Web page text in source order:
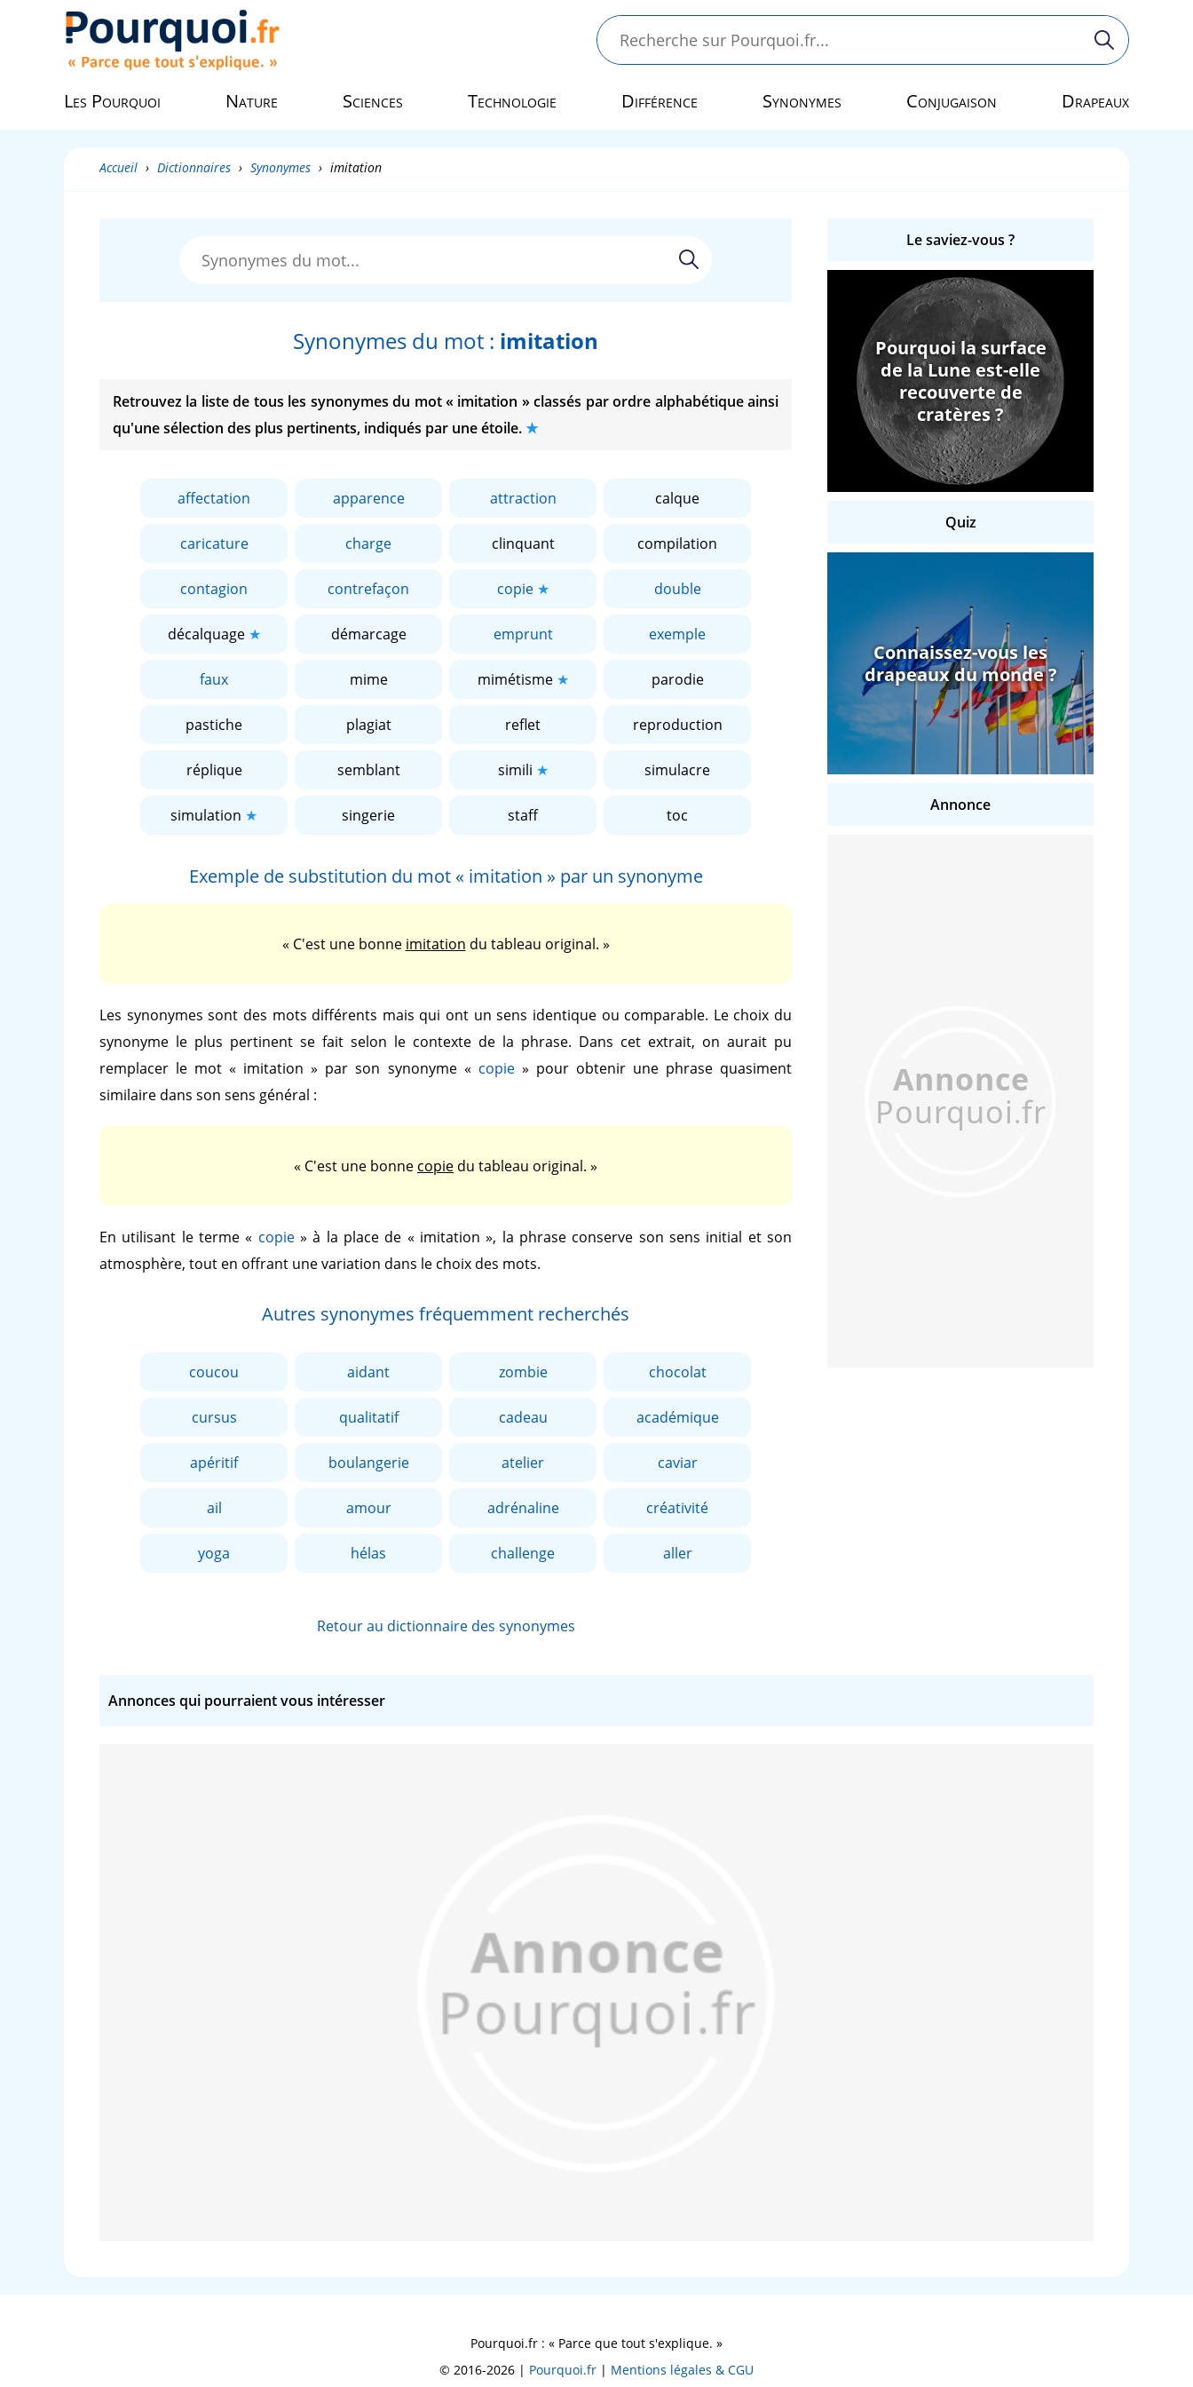
Les Pourquoi Nature Sciences Technologie Différence Synonymes Conjugaison Drapeaux
Accueil › Dictionnaires › Synonymes › imitation
Synonymes du mot : imitation
Retrouvez la liste de tous les synonymes du mot« imitation »classés par ordre alphabétique ainsi
qu'une sélection des plus pertinents, indiqués par une étoile.
affectation apparence attraction calque
caricature charge clinquant compilation
contagion contrefaçon copie double
décalquage démarcage emprunt exemple
faux mime mimétisme parodie
pastiche plagiat reflet reproduction
réplique semblant simili simulacre
simulation singerie staff toc
Exemple de substitution du mot « imitation » par un synonyme
« C'est une bonne imitation du tableau original. »
Les synonymes sont des mots différents mais qui ont un sens identique ou comparable. Le choix du
synonyme le plus pertinent se fait selon le contexte de la phrase. Dans cet extrait, on aurait pu
remplacer le mot« imitation » par son synonyme « copie» pour obtenir une phrase quasiment
similaire dans son sens général :
« C'est une bonne copie du tableau original. »
En utilisant le terme« copie» à la place de « imitation », la phrase conserve son sens initial et son
atmosphère, tout en offrant une variation dans le choix des mots.
Autres synonymes fréquemment recherchés
coucou aidant zombie chocolat
cursus qualitatif cadeau académique
apéritif boulangerie atelier caviar
ail amour adrénaline créativité
yoga hélas challenge aller
Retour au dictionnaire des synonymes
Le saviez-vous ?
Pourquoi la surface
de la Lune est-elle
recouverte de
cratères ?
Quiz
Connaissez-vous les
drapeaux du monde ?
Annonce
Annonces qui pourraient vous intéresser
Pourquoi.fr : « Parce que tout s'explique. »
© 2016-2026 | Pourquoi.fr | Mentions légales & CGU